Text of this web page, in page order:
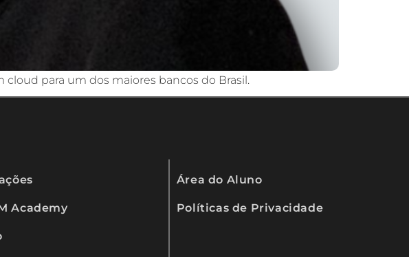
para um dos maiores bancos do Brasil.
Academy
Área do Aluno
Políticas de Privacidade